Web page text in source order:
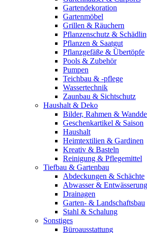
Gartendekoration
Gartenmöbel
Grillen & Räuchern
Pflanzenschutz &
Pflanzen & Saatgut
Pflanzgefäße & Übertöpfe
Pools & Zubehör
Pumpen
Teichbau & -pflege
Wassertechnik
Zaunbau & Sichtschutz
Haushalt & Deko
Bilder, Rahmen &
Geschenkartikel & Saison
Haushalt
Heimtextilien & Gardinen
Kreativ & Basteln
Reinigung & Pflegemittel
Tiefbau & Gartenbau
Abdeckungen & Schächte
Abwasser & Entwässerung
Drainagen
Garten- & Landschaftsbau
Stahl & Schalung
Sonstiges
Büroausstattung